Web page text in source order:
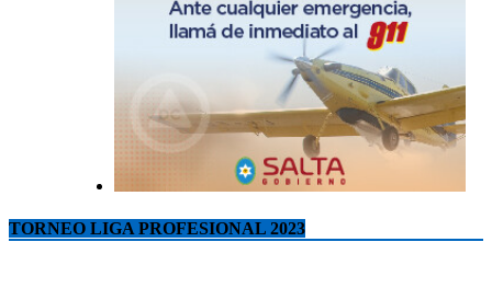
TORNEO LIGA PROFESIONAL 2023